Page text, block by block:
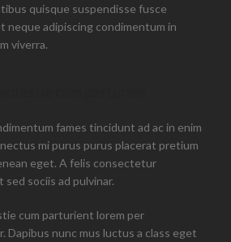
quisque suspendisse fusce
neque adipiscing condimentum in
viverra.
fames tincidunt ad ac in enim
mi purus purus placerat pretium
eget. A felis consectetur
sociis ad pulvinar.
cum parturient lorem per
Dapibus nunc mus luctus a class eget